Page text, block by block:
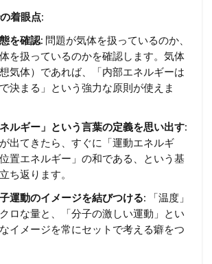
着眼点:
を確認: 問題が気体を扱っているのか、
を扱っているのかを確認します。気体
想気体）であれば、「内部エネルギーは
決まる」という強力な原則が使えま
ネルギー」という言葉の定義を思い出す:
出てきたら、すぐに「運動エネルギ
置エネルギー」の和である、という基
ち返ります。
運動のイメージを結びつける: 「温度」
ロな量と、「分子の激しい運動」とい
イメージを常にセットで考える癖をつ